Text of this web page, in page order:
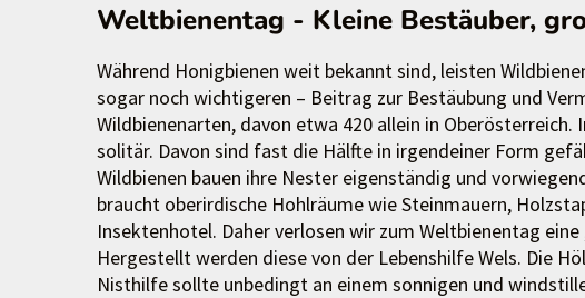
Weltbienentag - Kleine Bestäuber,
Während Honigbienen weit bekannt sind, leisten
sogar noch wichtigeren – Beitrag zur Bestäubung und
Wildbienenarten, davon etwa 420 allein in
solitär. Davon sind fast die Hälfte in irgendeiner Form
Wildbienen bauen ihre Nester eigenständig und
braucht oberirdische Hohlräume wie Steinmauern,
Insektenhotel. Daher verlosen wir zum Weltbienentag eine
Hergestellt werden diese von der Lebenshilfe Wels. Die
Nisthilfe sollte unbedingt an einem sonnigen und